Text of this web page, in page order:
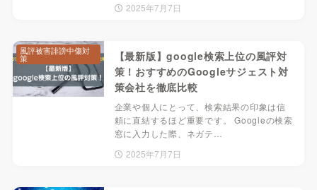
2025年7月7日
【最新版】google検索上位の風評対
策！おすすめのGoogleサジェスト対
策会社を徹底比較
企業や個人にとって、検索結果の印象は信
頼に直結するほど重要です。 Googleの検索
窓に入力した際、ネガテ…
2025年7月7日
風評被害誹謗中傷対
策